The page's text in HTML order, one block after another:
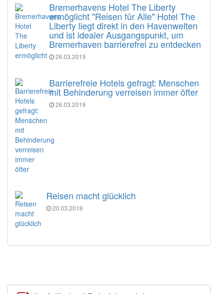
Bremerhavens Hotel The Liberty
ermöglicht "Reisen für Alle" Hotel The
Liberty liegt direkt in den Havenwelten
und ist idealer Ausgangspunkt, um
Bremerhaven barrierefrei zu entdecken
26.03.2019
Barrierefreie Hotels gefragt: Menschen
mit Behinderung verreisen immer öfter
26.03.2019
Reisen macht glücklich
20.03.2019